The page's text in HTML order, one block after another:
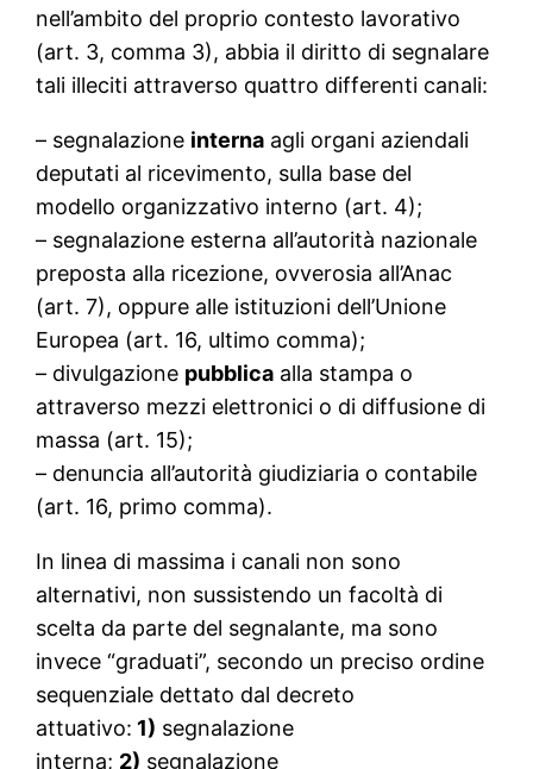
nell’ambito del proprio contesto lavorativo
(art. 3, comma 3), abbia il diritto di segnalare
tali illeciti attraverso quattro differenti canali:
– segnalazione interna agli organi aziendali
deputati al ricevimento, sulla base del
modello organizzativo interno (art. 4);
– segnalazione esterna all’autorità nazionale
preposta alla ricezione, ovverosia all’Anac
(art. 7), oppure alle istituzioni dell’Unione
Europea (art. 16, ultimo comma);
– divulgazione pubblica alla stampa o
attraverso mezzi elettronici o di diffusione di
massa (art. 15);
– denuncia all’autorità giudiziaria o contabile
(art. 16, primo comma).
In linea di massima i canali non sono
alternativi, non sussistendo un facoltà di
scelta da parte del segnalante, ma sono
invece “graduati”, secondo un preciso ordine
sequenziale dettato dal decreto
attuativo: 1) segnalazione
interna; 2) segnalazione